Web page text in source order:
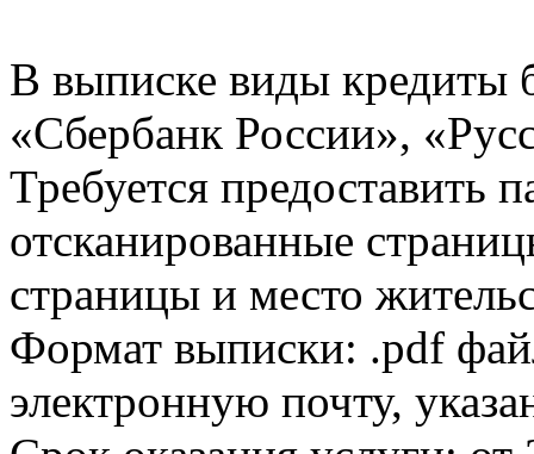
В выписке виды кредиты
«Сбербанк России»,
Требуется предоставить
отсканированные
страницы и место
Формат выписки: .pdf
электронную почту,